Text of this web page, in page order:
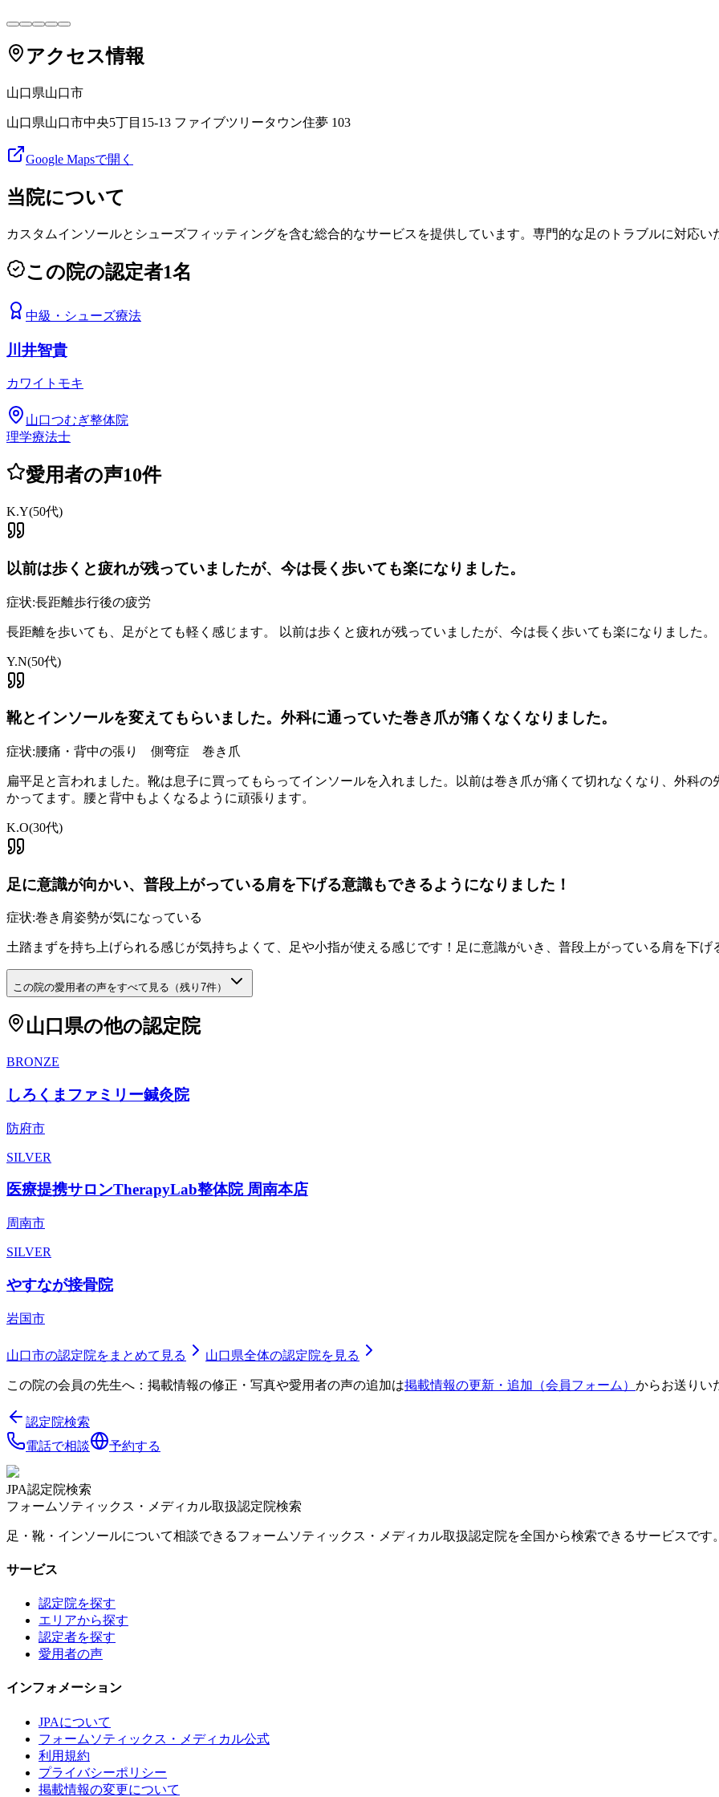
アクセス情報
山口県山口市
山口県山口市中央5丁目15-13 ファイブツリータウン住夢 103
Google Mapsで開く
当院について
カスタムインソールとシューズフィッティングを含む総合的なサービスを提供しています。専門的な足のトラブルに対応い
この院の認定者1名
中級 ・ シューズ療法
川井智貴
カワイトモキ
山口つむぎ整体院
理学療法士
愛用者の声10件
K.Y(50代)
以前は歩くと疲れが残っていましたが、今は長く歩いても楽になりました。
症状:長距離歩行後の疲労
長距離を歩いても、足がとても軽く感じます。 以前は歩くと疲れが残っていましたが、今は長く歩いても楽になりました。
Y.N(50代)
靴とインソールを変えてもらいました。外科に通っていた巻き爪が痛くなくなりました。
症状:腰痛・背中の張り 側弯症 巻き爪
扁平足と言われました。靴は息子に買ってもらってインソールを入れました。以前は巻き爪が痛くて切れなくなり、外科
かってます。腰と背中もよくなるように頑張ります。
K.O(30代)
足に意識が向かい、普段上がっている肩を下げる意識もできるようになりました！
症状:巻き肩姿勢が気になっている
土踏まずを持ち上げられる感じが気持ちよくて、足や小指が使える感じです！足に意識がいき、普段上がっている肩を下
この院の愛用者の声をすべて見る（残り 7件）
山口県の他の認定院
BRONZE
しろくまファミリー鍼灸院
防府市
SILVER
医療提携サロンTherapyLab整体院 周南本店
周南市
SILVER
やすなが接骨院
岩国市
山口市の認定院をまとめて見る 山口県全体の認定院を見る
この院の会員の先生へ：掲載情報の修正・写真や愛用者の声の追加は掲載情報の更新・追加（会員フォーム） からお送りい
認定院検索
電話で相談
予約する
JPA認定院検索
フォームソティックス・メディカル取扱認定院検索
足・靴・インソールについて相談できるフォームソティックス・メディカル取扱認定院を全国から検索できるサービスです。
サービス
認定院を探す
エリアから探す
認定者を探す
愛用者の声
インフォメーション
JPAについて
フォームソティックス・メディカル公式
利用規約
プライバシーポリシー
掲載情報の変更について